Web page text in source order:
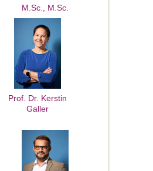
M.Sc., M.Sc.
Prof. Dr. Kerstin
Galler